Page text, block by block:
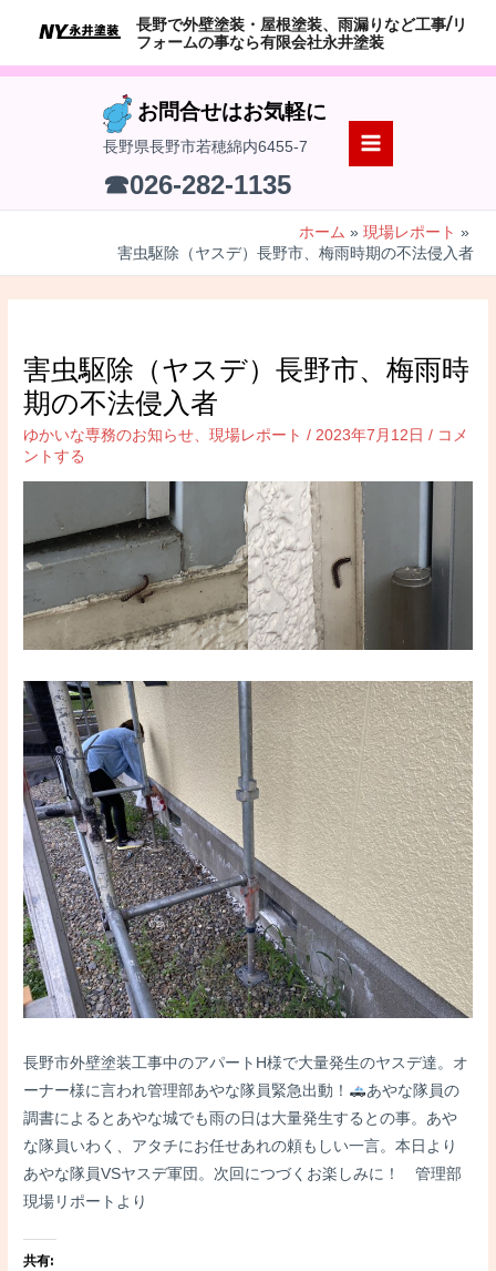
テ
長野で外壁塗装・屋根塗装、雨漏りなど工事/リ
フォームの事なら有限会社永井塗装
お問合せはお気軽に
長野県長野市若穂綿内6455-7
☎026-282-1135
MAIN
ホーム
現場レポート
害虫駆除（ヤスデ）長野市、梅雨時期の不法侵入者
害虫駆除（ヤスデ）長野市、梅雨時
期の不法侵入者
ゆかいな専務のお知らせ 、現場レポート / 2023年7月12日 / コメ
ントする
長野市外壁塗装工事中のアパートH様で大量発生のヤスデ達。オ
ーナー様に言われ管理部あやな隊員緊急出動！
あやな隊員の
調書によるとあやな城でも雨の日は大量発生するとの事。あや
な隊員いわく、アタチにお任せあれの頼もしい一言。本日より
あやな隊員VSヤスデ軍団。次回につづくお楽しみに！ 管理部
現場リポートより
共有: